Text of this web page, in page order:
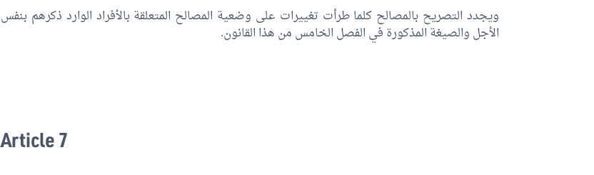
ويجدد التصريح بالمصالح كلما طرأت تغييرات على وضعية المصالح المتعلقة بالأفراد الوارد ذكرهم بنفس
الأجل والصيغة المذكورة في الفصل الخامس من هذا القانون.
Article 7